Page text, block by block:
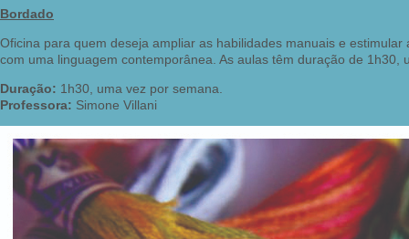
Bordado
Oficina para quem deseja ampliar as habilidades manuais e
com uma linguagem contemporânea. As aulas têm duração de 1h30,
Duração: 1h30, uma vez por semana.
Professora: Simone Villani